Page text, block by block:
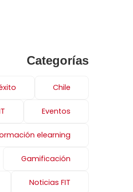
Categorías
Chile
Eventos
elearning
Gamificación
Noticias FIT